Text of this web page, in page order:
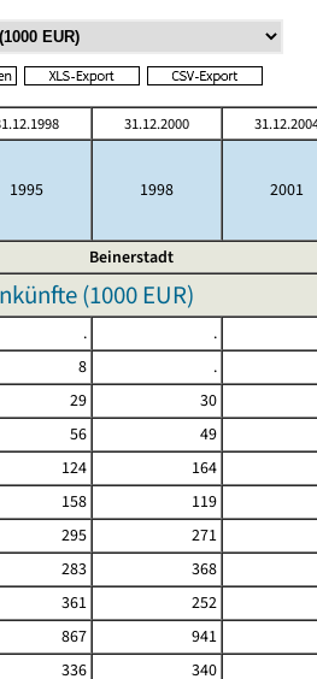
31.12.2000
1995 1998 2001
Beinerstadt
(1000 EUR)
. .
8 .
29 30
56 49
124 164
158 119
295 271
283 368
361 252
867 941
336 340